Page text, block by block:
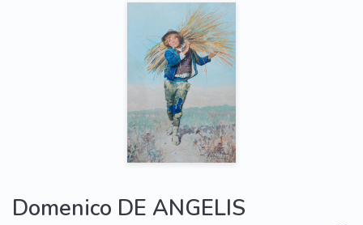
Domenico DE ANGELIS